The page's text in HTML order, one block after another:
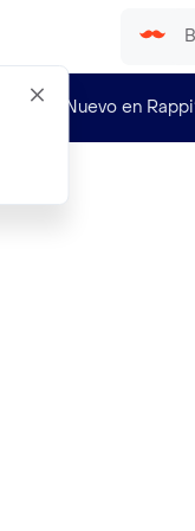
¿Nuevo en